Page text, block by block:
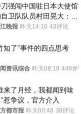
强闯中国驻日本大使馆
卫队队员村田晃大：对
的行为深感后悔；曾申
晚报 昨天14:10 43评论
知了”事件的四点思考
资讯综合 昨天08:19 449评论
来了月经，我都闻到味
惹争议，官方介入
都市报 昨天00:48 38评论